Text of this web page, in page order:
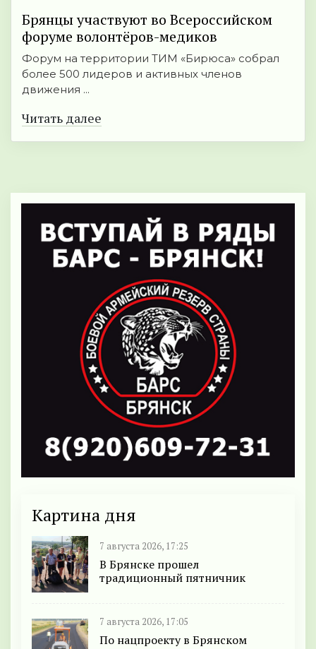
Брянцы участвуют во Всероссийском
форуме волонтёров-медиков
Форум на территории ТИМ «Бирюса» собрал
более 500 лидеров и активных членов
движения ...
Читать далее
Картина дня
7 августа 2026, 17:25
В Брянске прошел
традиционный пятничник
7 августа 2026, 17:05
По нацпроекту в Брянском